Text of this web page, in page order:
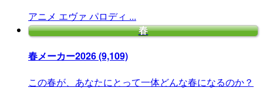
アニメ エヴァ パロディ ...
春
春メーカー2026(9,109)
この春が、あなたにとって一体どんな春になるのか？